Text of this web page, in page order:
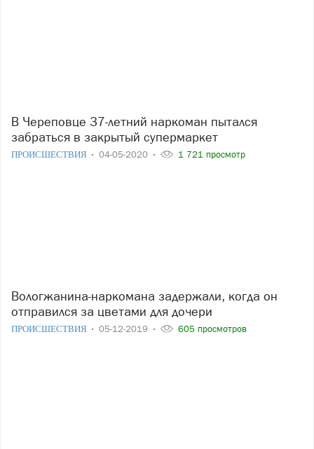
В Череповце 37-летний наркоман пытался
забраться в закрытый супермаркет
ПРОИСШЕСТВИЯ 04-05-2020 1 721 просмотр
Вологжанина-наркомана задержали, когда он
отправился за цветами для дочери
ПРОИСШЕСТВИЯ 05-12-2019 605 просмотров